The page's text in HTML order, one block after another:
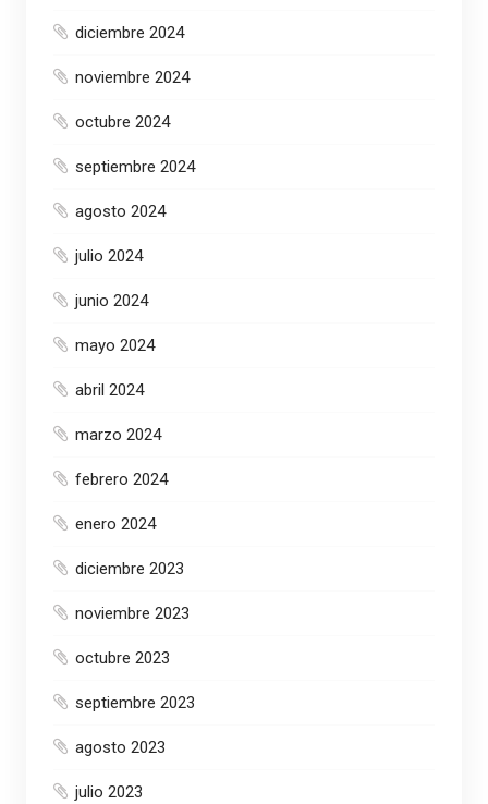
diciembre 2024
noviembre 2024
octubre 2024
septiembre 2024
agosto 2024
julio 2024
junio 2024
mayo 2024
abril 2024
marzo 2024
febrero 2024
enero 2024
diciembre 2023
noviembre 2023
octubre 2023
septiembre 2023
agosto 2023
julio 2023